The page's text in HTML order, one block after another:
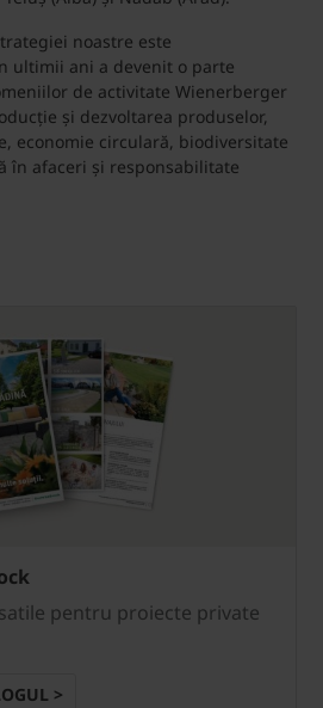
noastre este
ultimii ani a devenit o parte
de activitate Wienerberger
și dezvoltarea produselor,
economie circulară, biodiversitate
în afaceri și responsabilitate
pentru proiecte private
>